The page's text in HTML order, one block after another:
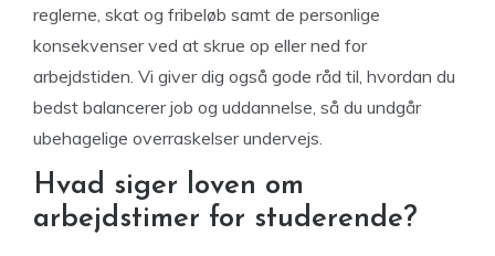
reglerne, skat og fribeløb samt de personlige
konsekvenser ved at skrue op eller ned for
arbejdstiden. Vi giver dig også gode råd til, hvordan du
bedst balancerer job og uddannelse, så du undgår
ubehagelige overraskelser undervejs.
Hvad siger loven om
arbejdstimer for studerende?